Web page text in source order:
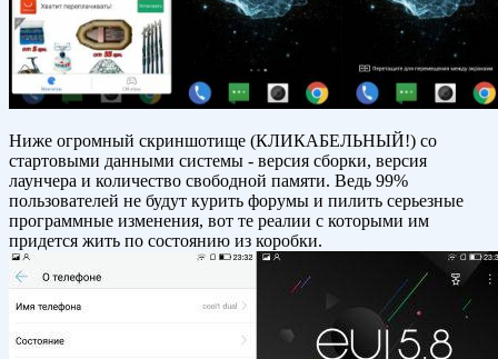
Ниже огромный скриншотище (КЛИКАБЕЛЬНЫЙ!) со
стартовыми данными системы - версия сборки, версия
лаунчера и количество свободной памяти. Ведь 99%
пользователей не будут курить форумы и пилить серьезные
программные изменения, вот те реалии с которыми им
придется жить по состоянию из коробки.